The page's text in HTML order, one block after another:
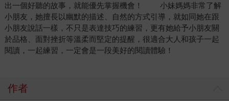
出一個好聽的故事，就能優先掌握機會！ 小妹媽媽非常了解
小朋友，她擅長以幽默的描述、自然的方式引導，就如同她在跟
小朋友說話一樣，不只是表達技巧的練習，更有她給予小朋友關
於品格、面對挫折等溫柔而堅定的提醒，很適合大人和孩子一起
閱讀，一起練習，一定會是一段美好的閱讀體驗！
作者